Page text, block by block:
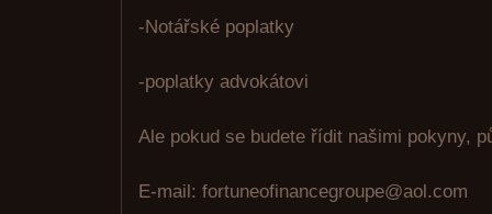
-Notářské poplatky
-poplatky advokátovi
Ale pokud se budete řídit našimi pokyny,
E-mail: fortuneofinancegroupe@aol.com